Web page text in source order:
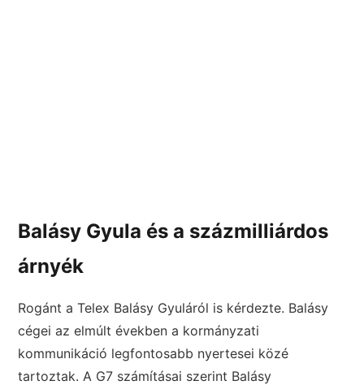
Balásy Gyula és a százmilliárdos
árnyék
Rogánt a Telex Balásy Gyuláról is kérdezte. Balásy
cégei az elmúlt években a kormányzati
kommunikáció legfontosabb nyertesei közé
tartoztak. A G7 számításai szerint Balásy